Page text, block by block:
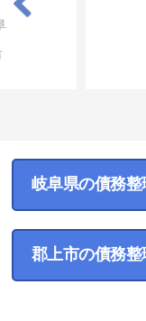
岐阜県の債務
郡上市の債務